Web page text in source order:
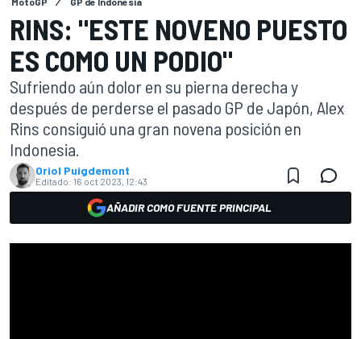
RINS: "ESTE NOVENO PUESTO
ES COMO UN PODIO"
Sufriendo aún dolor en su pierna derecha y
después de perderse el pasado GP de Japón, Alex
Rins consiguió una gran novena posición en
Indonesia.
Oriol Puigdemont
Editado: 16 oct 2023, 12:43
AÑADIR COMO FUENTE PRINCIPAL